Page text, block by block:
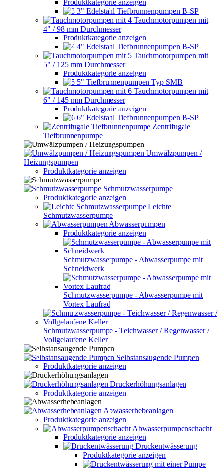
Produktkategorie anzeigen
3" Edelstahl Tiefbrunnenpumpen B-SP
Tauchmotorpumpen mit
4" / 98 mm Durchmesser
Produktkategorie anzeigen
4" Edelstahl Tiefbrunnenpumpen B-SP
Tauchmotorpumpen mit
5" / 125 mm Durchmesser
Produktkategorie anzeigen
5" Tiefbrunnenpumpen Typ SMB
Tauchmotorpumpen mit
6" / 145 mm Durchmesser
Produktkategorie anzeigen
6" Edelstahl Tiefbrunnenpumpen B-SP
Zentrifugale
Tiefbrunnenpumpe
Umwälzpumpen /
Heizungspumpen
Produktkategorie anzeigen
Schmutzwasserpumpe
Produktkategorie anzeigen
Leichte
Schmutzwasserpumpe
Abwasserpumpen
Produktkategorie anzeigen
Schmutzwasserpumpe - Abwasserpumpe mit
Schneidwerk
Schmutzwasserpumpe - Abwasserpumpe mit
Vortex Laufrad
Schmutzwasserpumpe - Teichwasser / Regenwasser /
Vollgelaufene Keller
Selbstansaugende Pumpen
Produktkategorie anzeigen
Druckerhöhungsanlagen
Produktkategorie anzeigen
Abwasserhebeanlagen
Produktkategorie anzeigen
Abwasserpumpenschacht
Produktkategorie anzeigen
Druckentwässerung
Produktkategorie anzeigen